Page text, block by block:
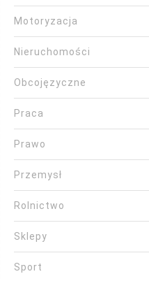
Motoryzacja
Nieruchomości
Obcojęzyczne
Praca
Prawo
Przemysł
Rolnictwo
Sklepy
Sport